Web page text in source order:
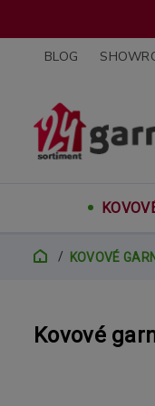
BLOG
KOVOVÉ
Kovové